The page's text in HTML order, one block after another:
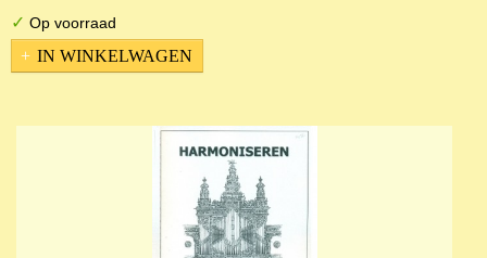
✓ Op voorraad
IN WINKELWAGEN